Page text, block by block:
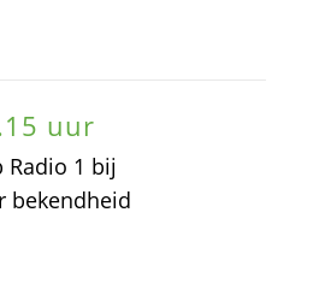
uur
Radio 1 bij
bekendheid